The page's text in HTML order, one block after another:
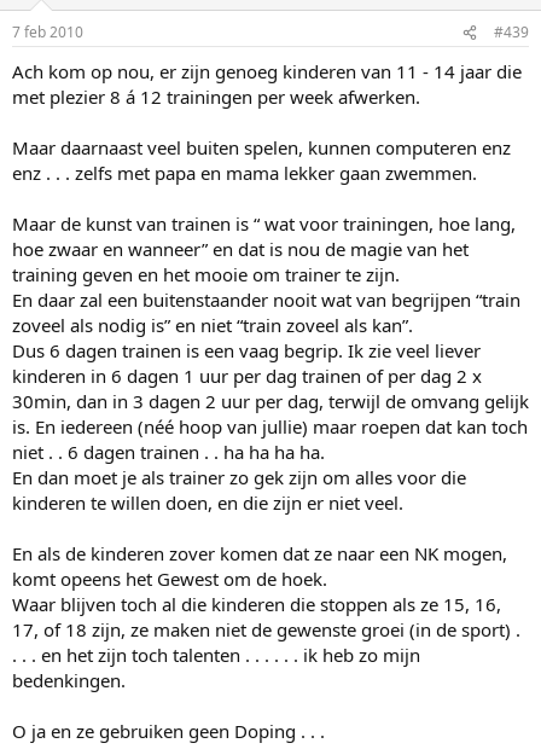
7 feb 2010 #439
Ach kom op nou, er zijn genoeg kinderen van 11 - 14 jaar die
met plezier 8 á 12 trainingen per week afwerken.
Maar daarnaast veel buiten spelen, kunnen computeren enz
enz . . . zelfs met papa en mama lekker gaan zwemmen.
Maar de kunst van trainen is “ wat voor trainingen, hoe lang,
hoe zwaar en wanneer” en dat is nou de magie van het
training geven en het mooie om trainer te zijn.
En daar zal een buitenstaander nooit wat van begrijpen “train
zoveel als nodig is” en niet “train zoveel als kan”.
Dus 6 dagen trainen is een vaag begrip. Ik zie veel liever
kinderen in 6 dagen 1 uur per dag trainen of per dag 2 x
30min, dan in 3 dagen 2 uur per dag, terwijl de omvang gelijk
is. En iedereen (néé hoop van jullie) maar roepen dat kan toch
niet . . 6 dagen trainen . . ha ha ha ha.
En dan moet je als trainer zo gek zijn om alles voor die
kinderen te willen doen, en die zijn er niet veel.
En als de kinderen zover komen dat ze naar een NK mogen,
komt opeens het Gewest om de hoek.
Waar blijven toch al die kinderen die stoppen als ze 15, 16,
17, of 18 zijn, ze maken niet de gewenste groei (in de sport) .
. . . en het zijn toch talenten . . . . . . ik heb zo mijn
bedenkingen.
O ja en ze gebruiken geen Doping . . .